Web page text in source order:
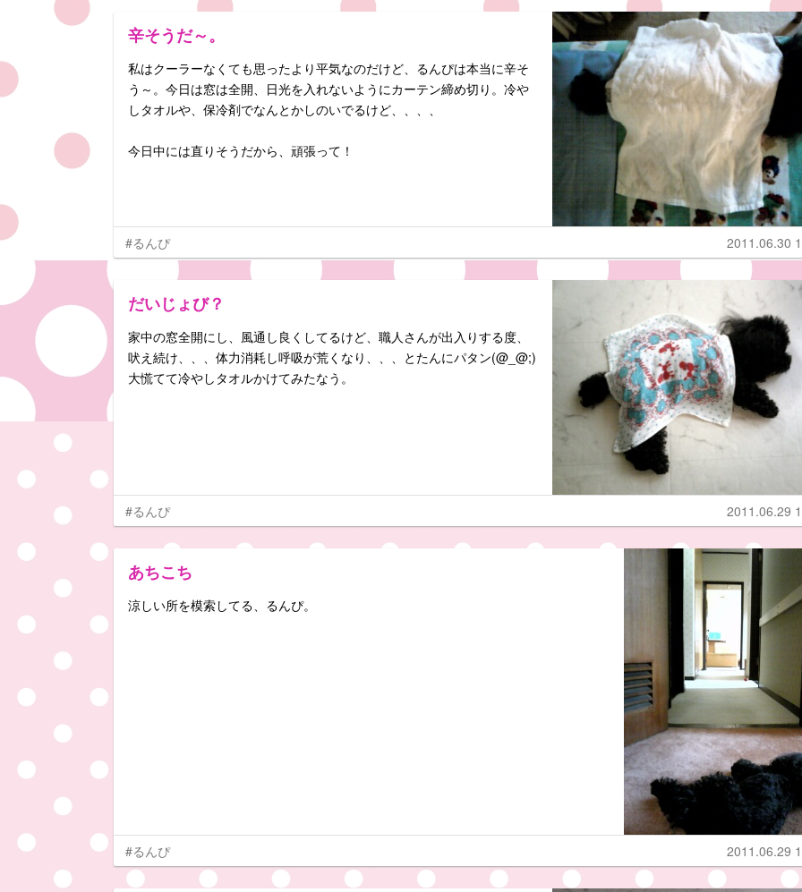
辛そうだ～。
私はクーラーなくても思ったより平気なのだけど、るんぴは本当に辛そ
う～。今日は窓は全開、日光を入れないようにカーテン締め切り。冷や
しタオルや、保冷剤でなんとかしのいでるけど、、、、
今日中には直りそうだから、頑張って！
#るんぴ 2011.06.30
だいじょび？
家中の窓全開にし、風通し良くしてるけど、職人さんが出入りする度、
吠え続け、、、体力消耗し呼吸が荒くなり、、、とたんにパタン(@_@;)
大慌てて冷やしタオルかけてみたなう。
#るんぴ 2011.06.29
あちこち
涼しい所を模索してる、るんぴ。
#るんぴ 2011.06.29